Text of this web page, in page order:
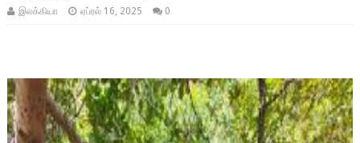
இலக்கியா ஏப்ரல் 16, 2025 0